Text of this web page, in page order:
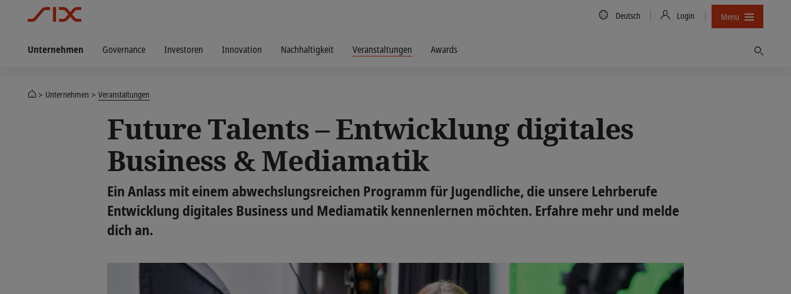
Country/Language
Deutsch Login Menu
Unternehmen Governance Investoren Innovation Nachhaltigkeit Veranstaltungen Awards
Unternehmen Veranstaltungen
Future Talents – Entwicklung digitales
Business & Mediamatik
Ein Anlass mit einem abwechslungsreichen Programm für Jugendliche, die unsere Lehrberufe
Entwicklung digitales Business und Mediamatik kennenlernen möchten. Erfahre mehr und melde
dich an.